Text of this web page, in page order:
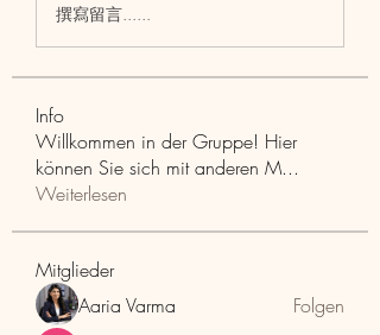
撰寫留言......
Info
Willkommen in der Gruppe! Hier
können Sie sich mit anderen M...
Weiterlesen
Mitglieder
Aaria Varma
Folgen